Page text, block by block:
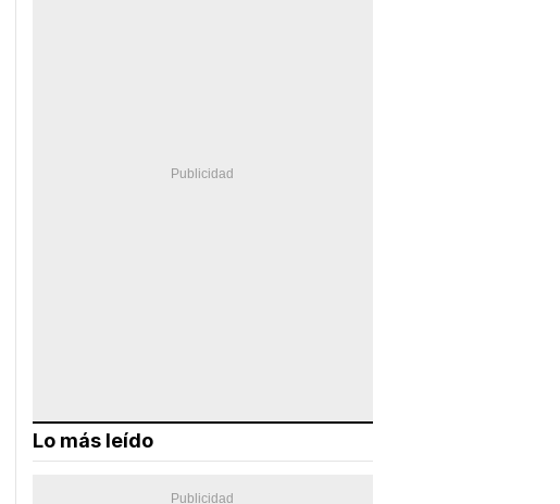
Lo más leído